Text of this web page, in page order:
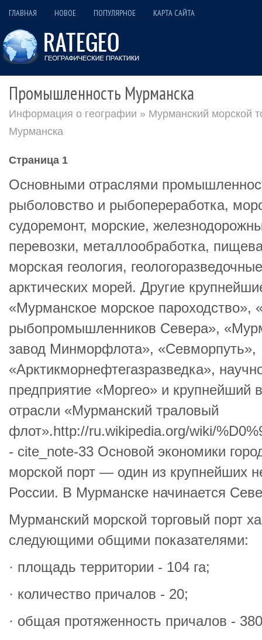
ГЛАВНАЯ НОВОЕ ПОПУЛЯРНОЕ КАРТА САЙТА
Промышленность Мурманска
Информация о географии » Мурманский морской
Мурманска
Страница 1
Основными отраслями
рыболовство и рыбопереработка,
судоремонт, морские,
перевозки, металлообработка,
морская геология,
арктических морей. Другие
«Мурманское морское пароходство»,
рыбопромышленников Севера»,
завод Минморфлота», «Севморпуть»,
«Арктикморнефтегазразведка»,
предприятие «Моргео» и
отрасли «Мурманский траловый
флот».http://ru.wikipedia.org/wiki/
- cite_note-33 Основой экономики
морской порт — один из крупнейших
России. В Мурманске начинается
Мурманский морской торговый порт
следующими общими показателями:
· площадь территории - 104 га;
· количество причалов - 20;
· общая протяженность причалов -